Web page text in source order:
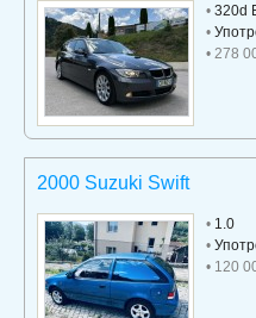
• 320d
•
• 278
2000 Suzuki Swift
• 1.0
•
• 120